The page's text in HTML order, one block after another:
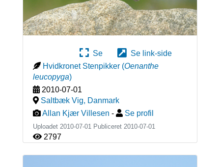
Se
Se link-side
Hvidkronet Stenpikker (Oenanthe
leucopyga)
2010-07-01
Saltbæk Vig, Danmark
Allan Kjær Villesen - Se profil
Uploadet 2010-07-01 Publiceret 2010-07-01
2797